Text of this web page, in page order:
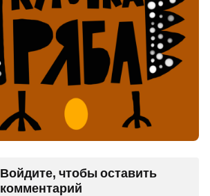
Войдите, чтобы оставить
комментарий